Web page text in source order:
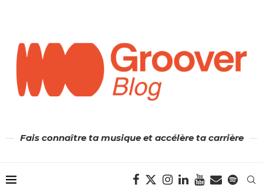
Fais connaître ta musique et accélère ta carrière